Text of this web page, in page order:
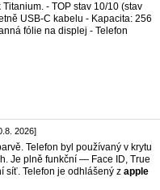
- TOP stav 10/10 (stav
USB‑C kabelu - Kapacita: 256
fólie na displej - Telefon
2026]
Telefon byl používaný v krytu
Je plně funkční — Face ID, True
síť. Telefon je odhlášený z apple